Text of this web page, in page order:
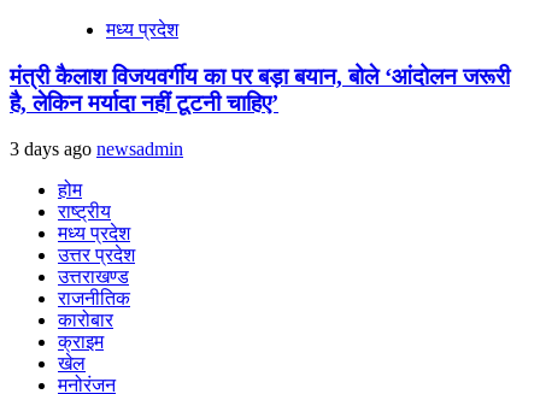
मध्य प्रदेश
मंत्री कैलाश विजयवर्गीय का पर बड़ा बयान, बोले ‘आंदोलन जरूरी
है, लेकिन मर्यादा नहीं टूटनी चाहिए’
3 days ago newsadmin
होम
राष्ट्रीय
मध्य प्रदेश
उत्तर प्रदेश
उत्तराखण्ड
राजनीतिक
कारोबार
क्राइम
खेल
मनोरंजन